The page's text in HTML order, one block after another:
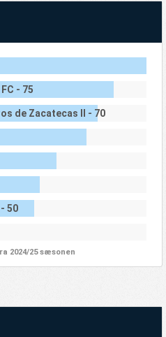
- 75
de Zacatecas II - 70
50
2024/25 sæsonen